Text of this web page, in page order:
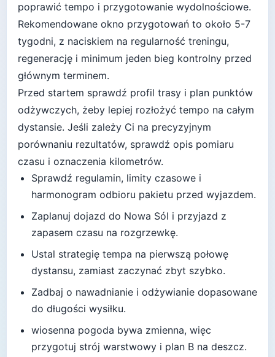
poprawić tempo i przygotowanie wydolnościowe.
Rekomendowane okno przygotowań to około 5-7
tygodni, z naciskiem na regularność treningu,
regenerację i minimum jeden bieg kontrolny przed
głównym terminem.
Przed startem sprawdź profil trasy i plan punktów
odżywczych, żeby lepiej rozłożyć tempo na całym
dystansie. Jeśli zależy Ci na precyzyjnym
porównaniu rezultatów, sprawdź opis pomiaru
czasu i oznaczenia kilometrów.
Sprawdź regulamin, limity czasowe i
harmonogram odbioru pakietu przed wyjazdem.
Zaplanuj dojazd do Nowa Sól i przyjazd z
zapasem czasu na rozgrzewkę.
Ustal strategię tempa na pierwszą połowę
dystansu, zamiast zaczynać zbyt szybko.
Zadbaj o nawadnianie i odżywianie dopasowane
do długości wysiłku.
wiosenna pogoda bywa zmienna, więc
przygotuj strój warstwowy i plan B na deszcz.